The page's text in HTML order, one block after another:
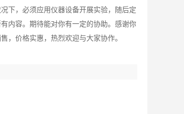
下，必须应用仪器设备开展实验，随后定
内容。期待能对你有一定的协助。感谢你
，价格实惠，热烈欢迎与大家协作。